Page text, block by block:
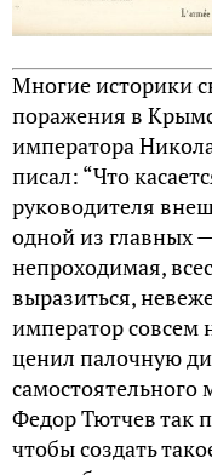
Многие историки
поражения в
императора
писал: “Что
руководителя
одной из главных
непроходимая,
выразиться,
император совсем
ценил палочную
Федор Тютчев так
чтобы создать